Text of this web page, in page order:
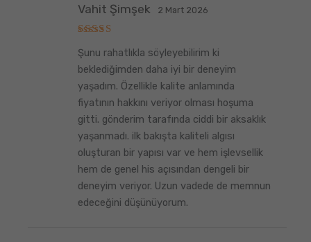
üzerinden
5
oy aldı
Vahit Şimşek 2 Mart 2026
Şunu rahatlıkla söyleyebilirim ki
beklediğimden daha iyi bir deneyim
yaşadım. Özellikle kalite anlamında
fiyatının hakkını veriyor olması hoşuma
gitti. gönderim tarafında ciddi bir aksaklık
yaşanmadı. ilk bakışta kaliteli algısı
oluşturan bir yapısı var ve hem işlevsellik
hem de genel his açısından dengeli bir
deneyim veriyor. Uzun vadede de memnun
edeceğini düşünüyorum.